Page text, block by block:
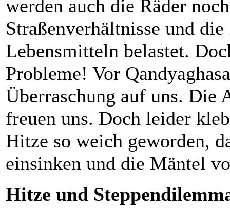
werden auch die Räder
Straßenverhältnisse und
Lebensmitteln belastet.
Probleme! Vor
Überraschung auf uns. Die
freuen uns. Doch leider
Hitze so weich geworden,
einsinken und die Mäntel
Hitze und